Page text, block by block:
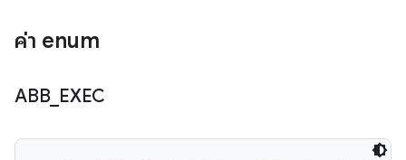
ค่า enum
ABB_ EXEC